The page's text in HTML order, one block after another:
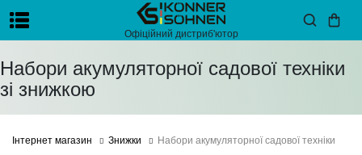
Офіційний дистриб'ютор
Набори акумуляторної садової техніки
зі знижкою
Інтернет магазин Знижки Набори акумуляторної садової техніки